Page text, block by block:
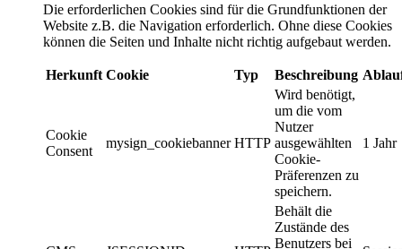
Die erforderlichen Cookies sind für die Grundfunktionen der
Website z.B. die Navigation erforderlich. Ohne diese Cookies
können die Seiten und Inhalte nicht richtig aufgebaut werden.
Herkunft Cookie Typ Beschreibung
Cookie
Consent
mysign_cookiebanner HTTP
Wird benötigt,
um die vom
Nutzer
ausgewählten
Cookie-
Präferenzen zu
speichern.
1 Jahr
Behält die
Zustände des
Benutzers bei